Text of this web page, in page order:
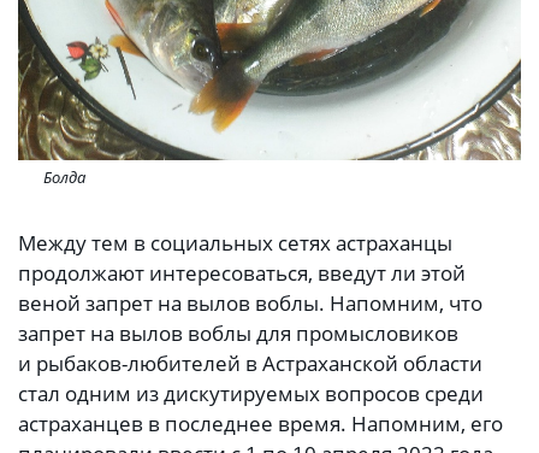
Болда
Между тем в социальных сетях астраханцы
продолжают интересоваться, введут ли этой
веной запрет на вылов воблы. Напомним, что
запрет на вылов воблы для промысловиков
и рыбаков-любителей в Астраханской области
стал одним из дискутируемых вопросов среди
астраханцев в последнее время. Напомним, его